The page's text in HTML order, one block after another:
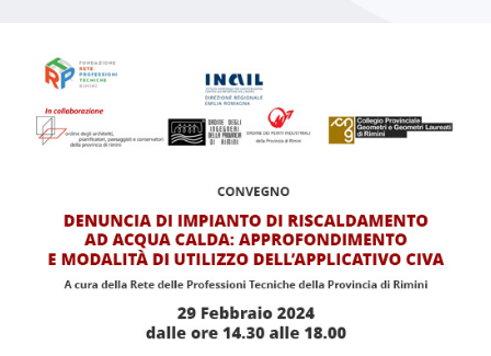
Convegno - “Denuncia di impianto di